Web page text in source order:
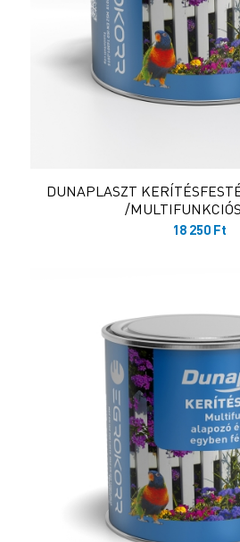
DUNAPLASZT
/
18 250 Ft